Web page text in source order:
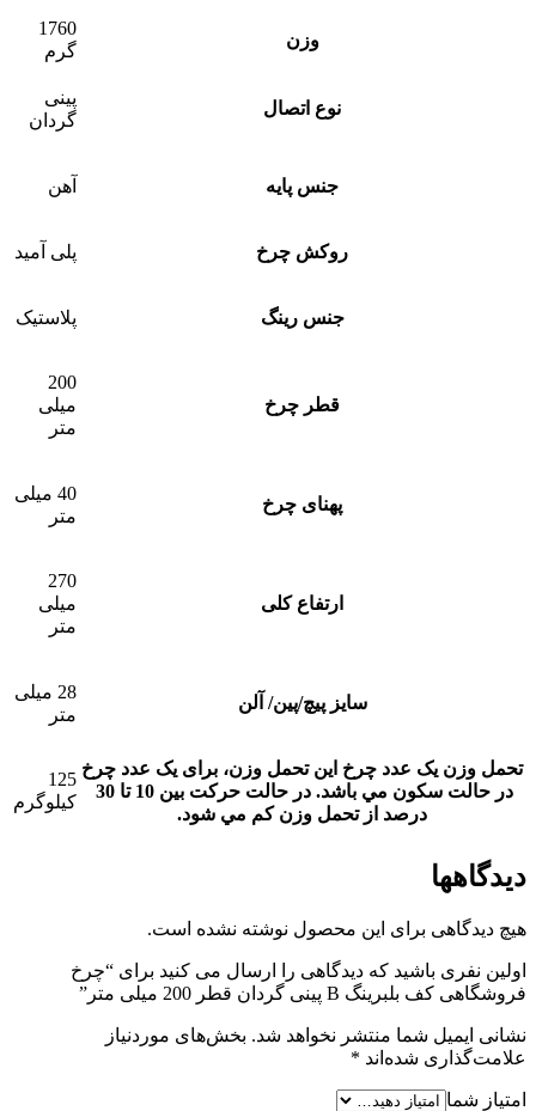
وزن
1760
گرم
نوع اتصال
پینی
گردان
جنس پایه آهن
روکش چرخ پلی آمید
جنس رینگ پلاستیک
قطر چرخ
200
میلی
متر
پهنای چرخ
40 میلی
متر
ارتفاع کلی
270
میلی
متر
سایز پیچ/پین/ آلن
28 میلی
متر
تحمل وزن یک عدد چرخ این تحمل وزن، برای يک عدد چرخ
درصد از تحمل وزن کم مي شود.
125
کیلوگرم
دیدگاهها
هیچ دیدگاهی برای این محصول نوشته نشده است.
اولین نفری باشید که دیدگاهی را ارسال می کنید برای “چرخ
فروشگاهی کف بلبرینگ B پینی گردان قطر 200 میلی متر”
نشانی ایمیل شما منتشر نخواهد شد. بخش‌های موردنیاز
علامت‌گذاری شده‌اند *
امتیاز شما